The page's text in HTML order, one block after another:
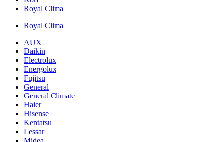
Royal Clima
Royal Clima
AUX
Daikin
Electrolux
Energolux
Fujitsu
General
General Climate
Haier
Hisense
Kentatsu
Lessar
Midea